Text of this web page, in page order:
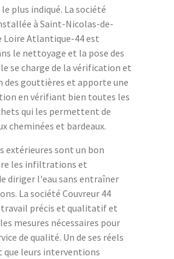
plus indiqué. La société
à Saint-Nicolas-de-
Loire Atlantique-44 est
le nettoyage et la pose des
se charge de la vérification et
des gouttières et apporte une
en vérifiant bien toutes les
qui les permettent de
cheminées et bardeaux.
extérieures sont un bon
les infiltrations et
diriger l'eau sans entraîner
La société Couvreur 44
précis et qualitatif et
mesures nécessaires pour
de qualité. Un de ses réels
que leurs interventions